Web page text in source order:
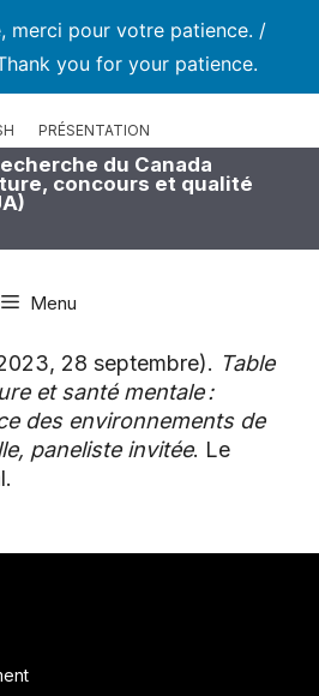
merci pour votre patience. /
you for your patience.
PRÉSENTATION
du Canada
concours et qualité
Menu
28 septembre). Table
et santé mentale :
des environnements de
paneliste invitée. Le